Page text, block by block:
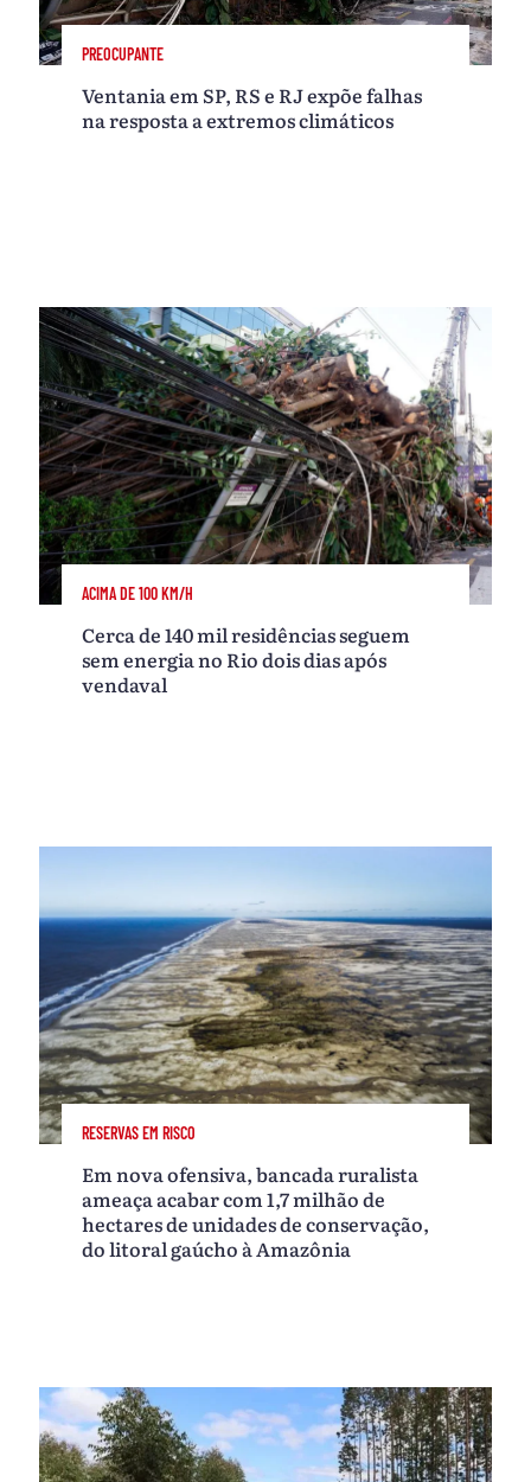
PREOCUPANTE
Ventania em SP, RS e RJ expõe falhas
na resposta a extremos climáticos
ACIMA DE 100 KM/H
Cerca de 140 mil residências seguem
sem energia no Rio dois dias após
vendaval
RESERVAS EM RISCO
Em nova ofensiva, bancada ruralista
ameaça acabar com 1,7 milhão de
hectares de unidades de conservação,
do litoral gaúcho à Amazônia